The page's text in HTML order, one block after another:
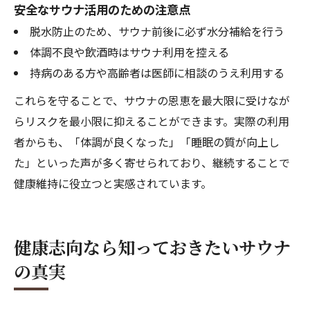
安全なサウナ活用のための注意点
脱水防止のため、サウナ前後に必ず水分補給を行う
体調不良や飲酒時はサウナ利用を控える
持病のある方や高齢者は医師に相談のうえ利用する
これらを守ることで、サウナの恩恵を最大限に受けなが
らリスクを最小限に抑えることができます。実際の利用
者からも、「体調が良くなった」「睡眠の質が向上し
た」といった声が多く寄せられており、継続することで
健康維持に役立つと実感されています。
健康志向なら知っておきたいサウナ
の真実